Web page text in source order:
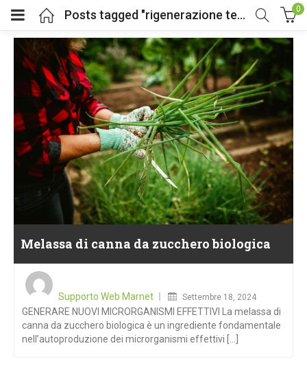
Posts tagged "rigenerazione terreni" 0
Melassa di canna da zucchero biologica
Supporto Web Marnet
Settembre 18, 2024
GENERARE NUOVI MICRORGANISMI EFFETTIVI La melassa di
canna da zucchero biologica è un ingrediente fondamentale
nell’autoproduzione dei microrganismi effettivi [...]